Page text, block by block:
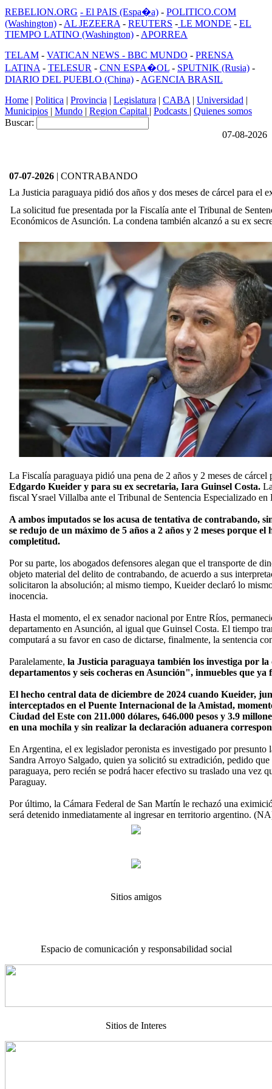
REBELION.ORG - El PAIS (Espa�a) - POLITICO.COM
(Washington) - AL JEZEERA - REUTERS - LE MONDE - EL
TIEMPO LATINO (Washington) - APORREA
TELAM - VATICAN NEWS - BBC MUNDO - PRENSA
LATINA - TELESUR - CNN ESPA�OL - SPUTNIK (Rusia) -
DIARIO DEL PUEBLO (China) - AGENCIA BRASIL
Home | Politica | Provincia | Legislatura | CABA | Universidad |
Municipios | Mundo | Region Capital | Podcasts | Quienes somos
Buscar:
07-08-2026
07-07-2026 | CONTRABANDO
La Justicia paraguaya pidió dos años y dos meses de cárcel para el
La solicitud fue presentada por la Fiscalía ante el Tribunal de
Económicos de Asunción. La condena también alcanzó a su ex
La Fiscalía paraguaya pidió una pena de 2 años y 2 meses de cárcel
Edgardo Kueider y para su ex secretaria, Iara Guinsel Costa.
fiscal Ysrael Villalba ante el Tribunal de Sentencia Especializado
A ambos imputados se los acusa de tentativa de contrabando,
se redujo de un máximo de 5 años a 2 años y 2 meses porque el
completitud.
Por su parte, los abogados defensores alegan que el transporte de
objeto material del delito de contrabando, de acuerdo a sus
solicitaron la absolución; al mismo tiempo, Kueider declaró lo
inocencia.
Hasta el momento, el ex senador nacional por Entre Ríos,
departamento en Asunción, al igual que Guinsel Costa. El tiempo
computará a su favor en caso de dictarse, finalmente, la sentencia
Paralelamente, la Justicia paraguaya también los investiga por la
departamentos y seis cocheras en Asunción", inmuebles que
El hecho central data de diciembre de 2024 cuando Kueider,
interceptados en el Puente Internacional de la Amistad,
Ciudad del Este con 211.000 dólares, 646.000 pesos y 3.9
en una mochila y sin realizar la declaración aduanera
En Argentina, el ex legislador peronista es investigado por presunto
Sandra Arroyo Salgado, quien ya solicitó su extradición, pedido
paraguaya, pero recién se podrá hacer efectivo su traslado una vez
Paraguay.
Por último, la Cámara Federal de San Martín le rechazó una
será detenido inmediatamente al ingresar en territorio argentino.
Sitios amigos
Espacio de comunicación y responsabilidad social
Sitios de Interes